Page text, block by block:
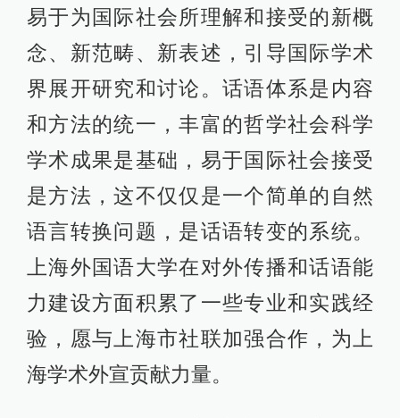
易于为国际社会所理解和接受的新概
念、新范畴、新表述，引导国际学术
界展开研究和讨论。话语体系是内容
和方法的统一，丰富的哲学社会科学
学术成果是基础，易于国际社会接受
是方法，这不仅仅是一个简单的自然
语言转换问题，是话语转变的系统。
上海外国语大学在对外传播和话语能
力建设方面积累了一些专业和实践经
验，愿与上海市社联加强合作，为上
海学术外宣贡献力量。